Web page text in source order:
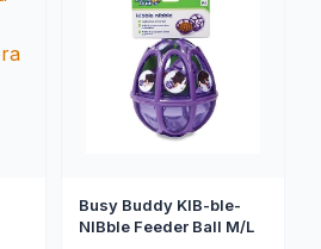
Busy Buddy KIB-ble-
NIBble Feeder Ball M/L